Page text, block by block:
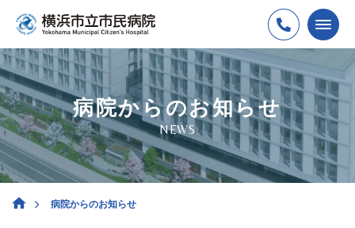
病院からのお知らせ
NEWS
病院からのお知らせ